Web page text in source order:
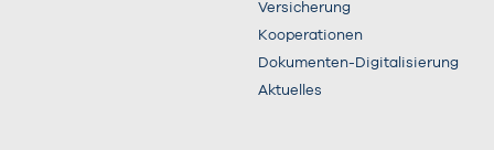
Versicherung
Kooperationen
Dokumenten-Digitalisierung
Aktuelles